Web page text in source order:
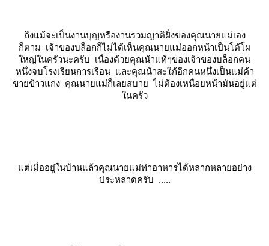
ถึงแม้จะเป็นงานบุญหรืองานรวมญาติฝั่งของคุณนายแม่เอง
ก็ตาม เจ้าของบล็อกก็ไม่ได้เห็นคุณนายแม่ออกหน้าเป็นโต้โผ
หญ่ในครัวนะครับ เนื่องด้วยคุณน้าแท้ๆของเจ้าของบล็อกคน
หนึ่งจบโรงเรียนการเรือน และคุณน้าสะใภ้อีกคนหนึ่งเป็นแม่ค้า
ขายข้าวแกง คุณนายแม่ก็เลยสบาย ไม่ต้องเหนื่อยหน้ามันอยู่แต่
นครัว
ต่เมื่ออยู่ในบ้านแล้วคุณนายแม่ทำอาหารได้หลากหลายอย่าง
ประหลาดครับ .....